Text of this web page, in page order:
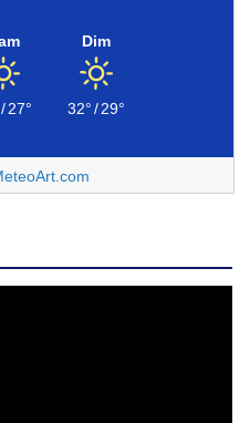
/27°
Dim
32°/29°